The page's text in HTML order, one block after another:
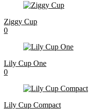
Ziggy Cup
0
Lily Cup One
0
Lily Cup Compact